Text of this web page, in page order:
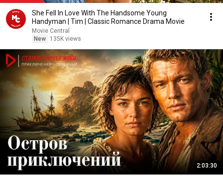
She Fell In Love With The Handsome Young
Handyman | Tim | Classic Romance Drama Movie
Movie Central
New
135K views
2:03:30